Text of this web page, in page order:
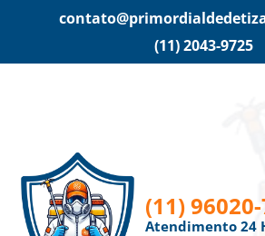
(11) 2043-9725
(11)
Atendimento 24